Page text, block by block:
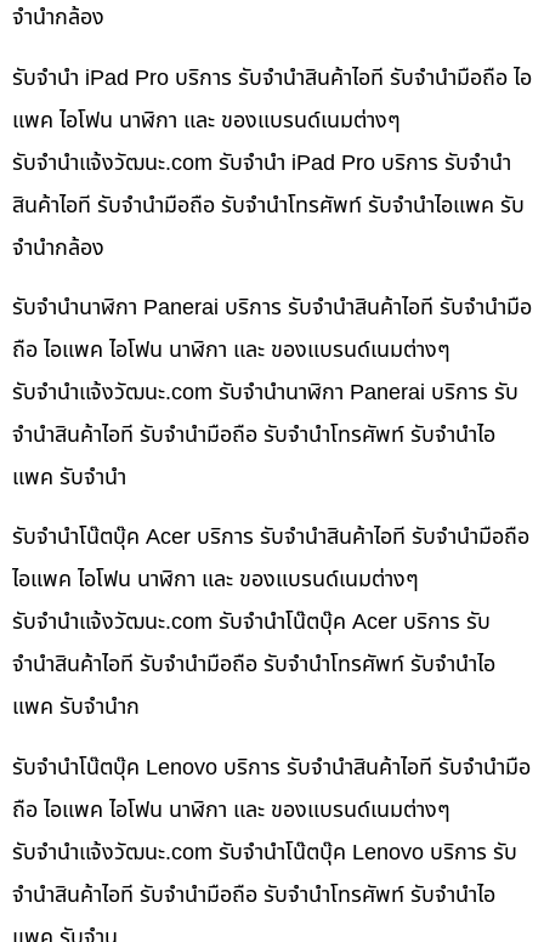
จำนำกล้อง
รับจำนำ iPad Pro บริการ รับจำนำสินค้าไอที รับจำนำมือถือ ไอ
แพค ไอโฟน นาฬิกา และ ของแบรนด์เนมต่างๆ
รับจํานําแจ้งวัฒนะ.com รับจำนำ iPad Pro บริการ รับจำนำ
สินค้าไอที รับจำนำมือถือ รับจำนำโทรศัพท์ รับจำนำไอแพค รับ
จำนำกล้อง
รับจำนำนาฬิกา Panerai บริการ รับจำนำสินค้าไอที รับจำนำมือ
ถือ ไอแพค ไอโฟน นาฬิกา และ ของแบรนด์เนมต่างๆ
รับจํานําแจ้งวัฒนะ.com รับจำนำนาฬิกา Panerai บริการ รับ
จำนำสินค้าไอที รับจำนำมือถือ รับจำนำโทรศัพท์ รับจำนำไอ
แพค รับจำนำ
รับจำนำโน๊ตบุ๊ค Acer บริการ รับจำนำสินค้าไอที รับจำนำมือถือ
ไอแพค ไอโฟน นาฬิกา และ ของแบรนด์เนมต่างๆ
รับจํานําแจ้งวัฒนะ.com รับจำนำโน๊ตบุ๊ค Acer บริการ รับ
จำนำสินค้าไอที รับจำนำมือถือ รับจำนำโทรศัพท์ รับจำนำไอ
แพค รับจำนำก
รับจำนำโน๊ตบุ๊ค Lenovo บริการ รับจำนำสินค้าไอที รับจำนำมือ
ถือ ไอแพค ไอโฟน นาฬิกา และ ของแบรนด์เนมต่างๆ
รับจํานําแจ้งวัฒนะ.com รับจำนำโน๊ตบุ๊ค Lenovo บริการ รับ
จำนำสินค้าไอที รับจำนำมือถือ รับจำนำโทรศัพท์ รับจำนำไอ